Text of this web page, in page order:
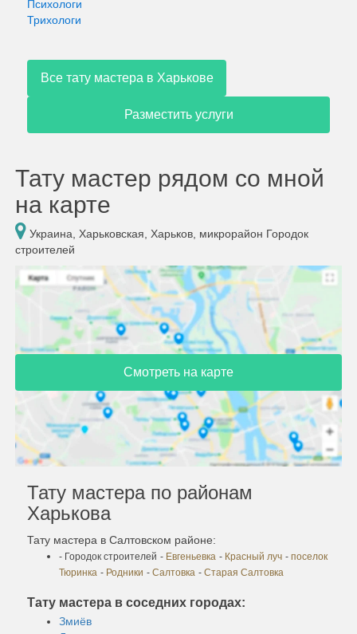
Психологи
Трихологи
Все тату мастера в Харькове
Разместить услуги
Тату мастер рядом со мной
на карте
Украина, Харьковская, Харьков, микрорайон Городок
строителей
Смотреть на карте
Тату мастера по районам
Харькова
Тату мастера в Салтовском районе:
- Городок строителей - Евгеньевка - Красный луч - поселок
Тюринка - Родники - Салтовка - Старая Салтовка
Тату мастера в соседних городах:
Змиёв